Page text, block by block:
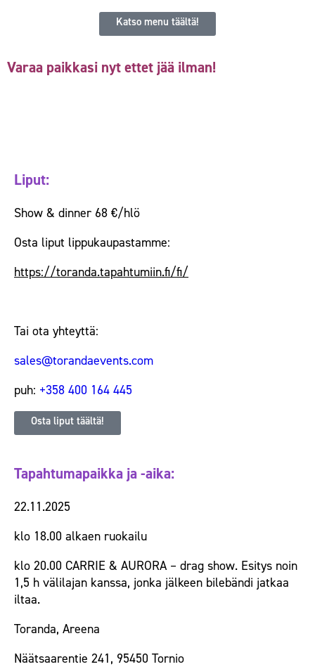
Katso menu täältä!
Varaa paikkasi nyt ettet jää ilman!
Liput:
Show & dinner 68 €/hlö
Osta liput lippukaupastamme:
https://toranda.tapahtumiin.fi/fi/
Tai ota yhteyttä:
sales@torandaevents.com
puh: +358 400 164 445
Osta liput täältä!
Tapahtumapaikka ja -aika:
22.11.2025
klo 18.00 alkaen ruokailu
klo 20.00 CARRIE & AURORA – drag show. Esitys noin
1,5 h välilajan kanssa, jonka jälkeen bilebändi jatkaa
iltaa.
Toranda, Areena
Näätsaarentie 241, 95450 Tornio